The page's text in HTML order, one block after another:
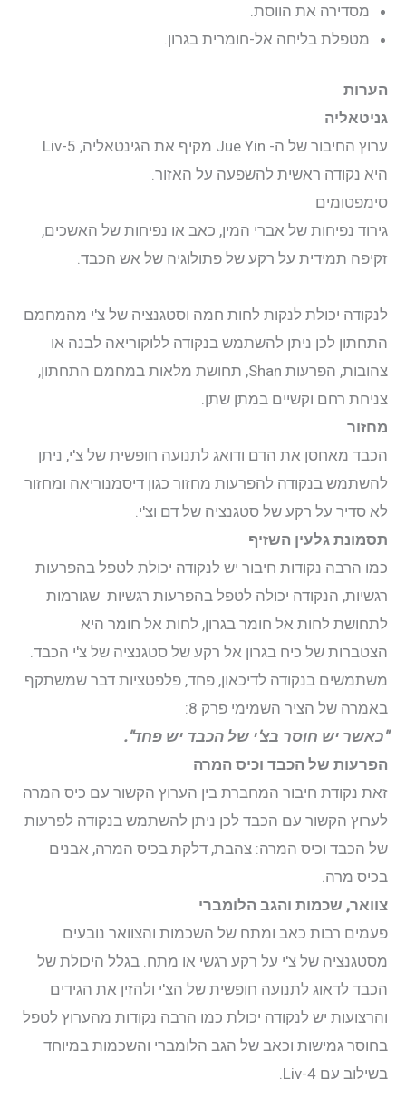
מסדירה את הווסת.
מטפלת בליחה אל-חומרית בגרון.
הערות
גניטאליה
ערוץ החיבור של ה- Jue Yin מקיף את הגינטאליה, Liv-5
היא נקודה ראשית להשפעה על האזור.
סימפטומים
גירוד נפיחות של אברי המין, כאב או נפיחות של האשכים,
זקיפה תמידית על רקע של פתולוגיה של אש הכבד.
לנקודה יכולת לנקות לחות חמה וסטגנציה של צ'י מהמחמם
התחתון לכן ניתן להשתמש בנקודה ללוקוריאה לבנה או
צהובות, הפרעות Shan, תחושת מלאות במחמם התחתון,
צניחת רחם וקשיים במתן שתן.
מחזור
הכבד מאחסן את הדם ודואג לתנועה חופשית של צ'י, ניתן
להשתמש בנקודה להפרעות מחזור כגון דיסמנוריאה ומחזור
לא סדיר על רקע של סטגנציה של דם וצ'י.
תסמונת גלעין השזיף
כמו הרבה נקודות חיבור יש לנקודה יכולת לטפל בהפרעות
רגשיות, הנקודה יכולה לטפל בהפרעות רגשיות שגורמות
לתחושת לחות אל חומר בגרון, לחות אל חומר היא
הצטברות של כיח בגרון אל רקע של סטגנציה של צ'י הכבד.
משתמשים בנקודה לדיכאון, פחד, פלפטציות דבר שמשתקף
באמרה של הציר השמימי פרק 8:
"כאשר יש חוסר בצ'י של הכבד יש פחד".
הפרעות של הכבד וכיס המרה
זאת נקודת חיבור המחברת בין הערוץ הקשור עם כיס המרה
לערוץ הקשור עם הכבד לכן ניתן להשתמש בנקודה לפרעות
של הכבד וכיס המרה: צהבת, דלקת בכיס המרה, אבנים
בכיס מרה.
צוואר, שכמות והגב הלומברי
פעמים רבות כאב ומתח של השכמות והצוואר נובעים
מסטגנציה של צ'י על רקע רגשי או מתח. בגלל היכולת של
הכבד לדאוג לתנועה חופשית של הצ'י ולהזין את הגידים
והרצועות יש לנקודה יכולת כמו הרבה נקודות מהערוץ לטפל
בחוסר גמישות וכאב של הגב הלומברי והשכמות במיוחד
בשילוב עם Liv-4.